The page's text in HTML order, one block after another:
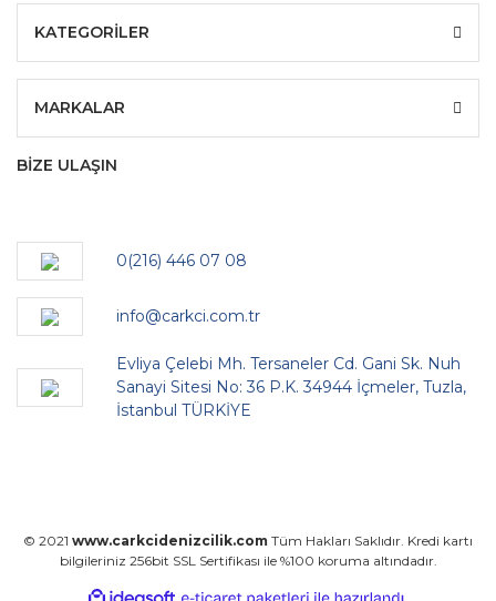
KATEGORİLER
MARKALAR
BİZE ULAŞIN
0(216) 446 07 08
info@carkci.com.tr
Evliya Çelebi Mh. Tersaneler Cd. Gani Sk. Nuh
Sanayi Sitesi No: 36 P.K. 34944 İçmeler, Tuzla,
İstanbul TÜRKİYE
© 2021 www.carkcidenizcilik.com Tüm Hakları Saklıdır. Kredi kartı
bilgileriniz 256bit SSL Sertifikası ile %100 koruma altındadır.